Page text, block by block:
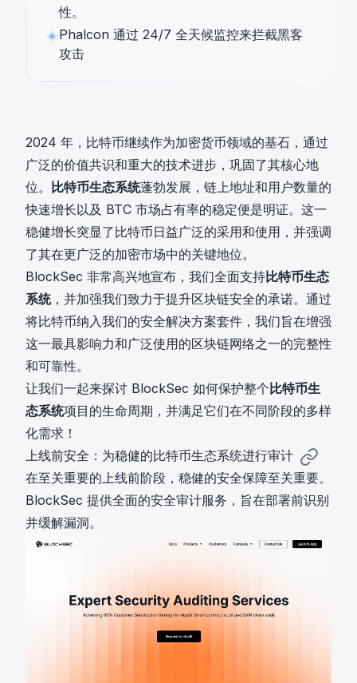
性。
Phalcon 通过 24/7 全天候监控来拦截黑客
攻击
2024 年，比特币继续作为加密货币领域的基石，通过
广泛的价值共识和重大的技术进步，巩固了其核心地
位。
比特币生态系统蓬勃发展，链上地址和用户数量的
快速增长以及 BTC 市场占有率的稳定便是明证。这一
稳健增长突显了比特币日益广泛的采用和使用，并强调
了其在更广泛的加密市场中的关键地位。
BlockSec 非常高兴地宣布，我们全面支持比特币生态
系统，并加强我们致力于提升区块链安全的承诺。通过
将比特币纳入我们的安全解决方案套件，我们旨在增强
这一最具影响力和广泛使用的区块链网络之一的完整性
和可靠性。
让我们一起来探讨 BlockSec 如何保护整个 比特币生
态系统项目的生命周期，并满足它们在不同阶段的多样
化需求！
上线前安全：为稳健的比特币生态系统进行审计
在至关重要的上线前阶段，稳健的安全保障至关重要。
BlockSec 提供全面的安全审计服务 ，旨在部署前识别
并缓解漏洞。